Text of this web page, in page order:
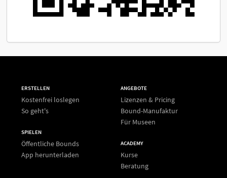
ERSTELLEN
Kostenfrei loslegen
So geht's
SPIELEN
Öffentliche Bounds
App herunterladen
ANGEBOTE
Lizenzen & Pricing
Bound-Manufaktur
Für Museen
ACADEMY
Kurse
Beratung